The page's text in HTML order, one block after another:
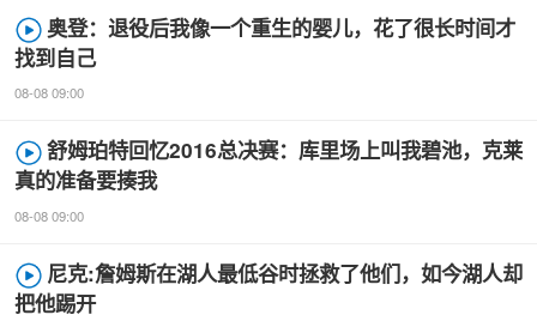
奥登：退役后我像一个重生的婴儿，花了很长时间才
找到自己
08-08 09:00
舒姆珀特回忆2016总决赛：库里场上叫我碧池，克莱
真的准备要揍我
08-08 09:00
尼克:詹姆斯在湖人最低谷时拯救了他们，如今湖人却
把他踢开